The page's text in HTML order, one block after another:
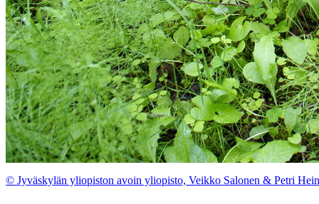
© Jyväskylän yliopiston avoin yliopisto, Veikko Salonen & Petri